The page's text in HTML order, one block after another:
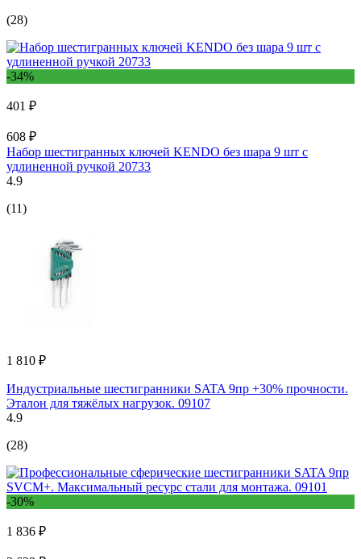
(28)
-34%
401 ₽
608 ₽
Набор шестигранных ключей KENDO без шара 9 шт с
удлиненной ручкой 20733
4.9
(11)
1 810 ₽
Индустриальные шестигранники SATA 9пр +30% прочности.
Эталон для тяжёлых нагрузок. 09107
4.9
(28)
-30%
1 836 ₽